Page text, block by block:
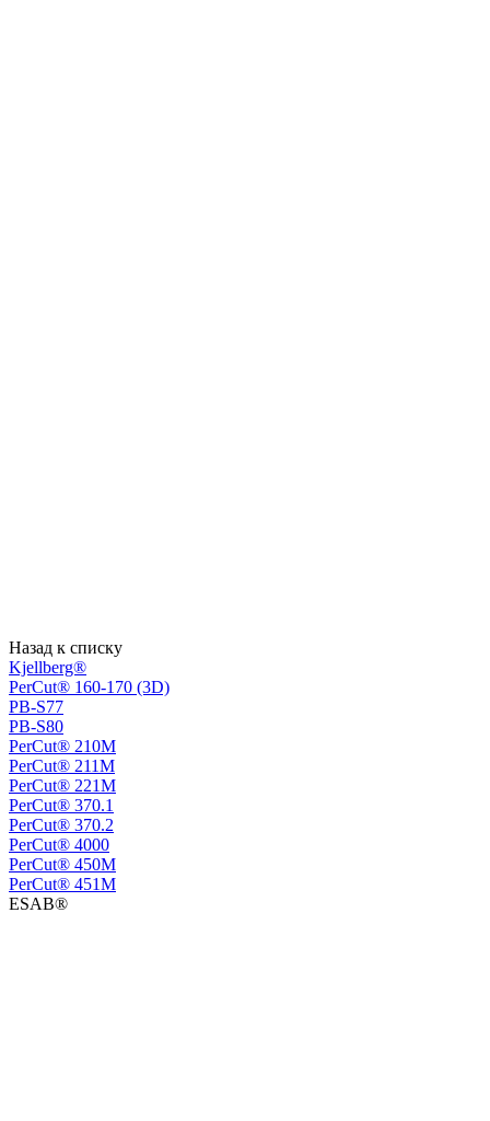
Назад к списку
Kjellberg®
PerCut® 160-170 (3D)
PB-S77
PB-S80
PerСut® 210M
PerСut® 211M
PerСut® 221M
PerСut® 370.1
PerСut® 370.2
PerСut® 4000
PerСut® 450M
PerСut® 451M
ESAB®